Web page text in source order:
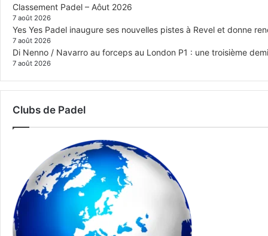
Classement Padel – Aôut 2026
7 août 2026
Yes Yes Padel inaugure ses nouvelles pistes à Revel et donne
7 août 2026
Di Nenno / Navarro au forceps au London P1 : une troisième
7 août 2026
Clubs de Padel